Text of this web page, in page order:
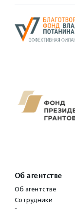
Об агентстве
Об агентстве
Сотрудники